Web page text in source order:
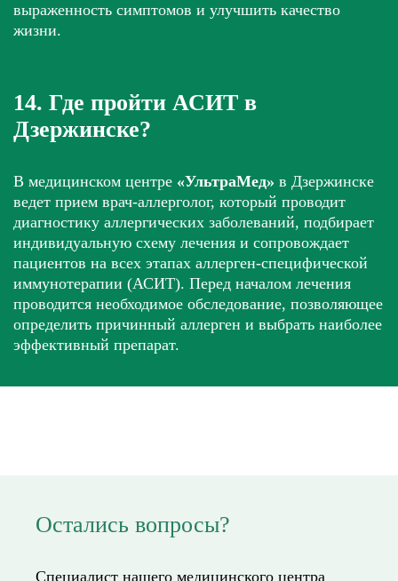
выраженность симптомов и улучшить качество
жизни.
14. Где пройти АСИТ в
Дзержинске?
В медицинском центре «УльтраМед» в Дзержинске
ведет прием врач-аллерголог, который проводит
диагностику аллергических заболеваний, подбирает
индивидуальную схему лечения и сопровождает
пациентов на всех этапах аллерген-специфической
иммунотерапии (АСИТ). Перед началом лечения
проводится необходимое обследование, позволяющее
определить причинный аллерген и выбрать наиболее
эффективный препарат.
Остались вопросы?
Специалист нашего медицинского центра